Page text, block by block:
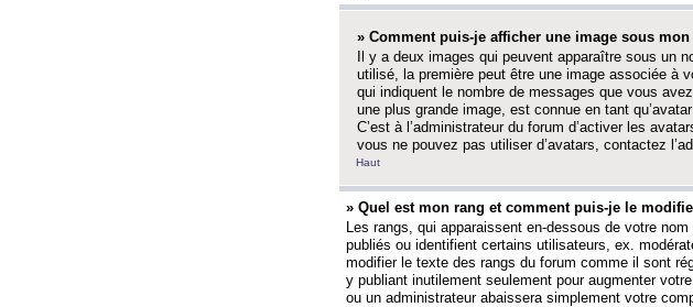
» Comment puis-je afficher une image sous
Il y a deux images qui peuvent apparaître sous un
utilisé, la première peut être une image associée à
qui indiquent le nombre de messages que vous
une plus grande image, est connue en tant
C’est à l’administrateur du forum d’activer les
vous ne pouvez pas utiliser d’avatars, contactez
Haut
» Quel est mon rang et comment puis-je le
Les rangs, qui apparaissent en-dessous de votre
publiés ou identifient certains utilisateurs, ex.
modifier le texte des rangs du forum comme il sont
y publiant inutilement seulement pour augmenter
ou un administrateur abaissera simplement votre